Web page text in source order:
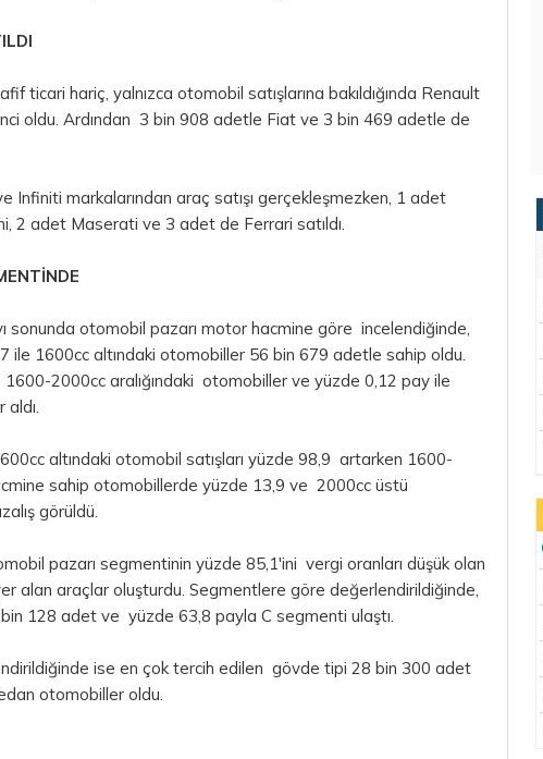
ticari hariç, yalnızca otomobil satışlarına bakıldığında Renault
oldu. Ardından 3 bin 908 adetle Fiat ve 3 bin 469 adetle de
Infiniti markalarından araç satışı gerçekleşmezken, 1 adet
2 adet Maserati ve 3 adet de Ferrari satıldı.
sonunda otomobil pazarı motor hacmine göre incelendiğinde,
ile 1600cc altındaki otomobiller 56 bin 679 adetle sahip oldu.
2000cc aralığındaki otomobiller ve yüzde 0,12 pay ile
altındaki otomobil satışları yüzde 98,9 artarken 1600-
sahip otomobillerde yüzde 13,9 ve 2000cc üstü
görüldü.
pazarı segmentinin yüzde 85,1'ini vergi oranları düşük olan
alan araçlar oluşturdu. Segmentlere göre değerlendirildiğinde,
128 adet ve yüzde 63,8 payla C segmenti ulaştı.
ise en çok tercih edilen gövde tipi 28 bin 300 adet
otomobiller oldu.